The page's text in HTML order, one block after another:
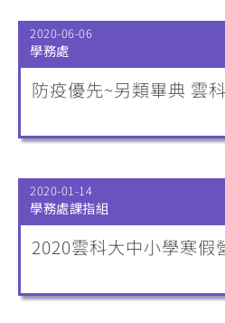
2020-06-06
學務處
防疫優先~另類畢典 雲
2020-01-14
學務處課指組
2020雲科大中小學寒假